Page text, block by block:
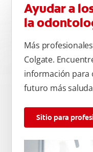
Ayudar a
la
Más
Colgate.
información para
futuro más
Sitio para